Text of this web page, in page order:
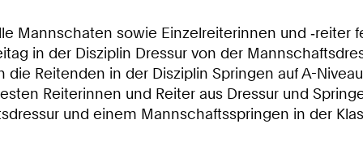
Mannschaten sowie Einzelreiterinnen und ‑reiter
in der Disziplin Dressur von der
Reitenden in der Disziplin Springen auf A-
Reiterinnen und Reiter aus Dressur und
und einem Mannschaftsspringen in der